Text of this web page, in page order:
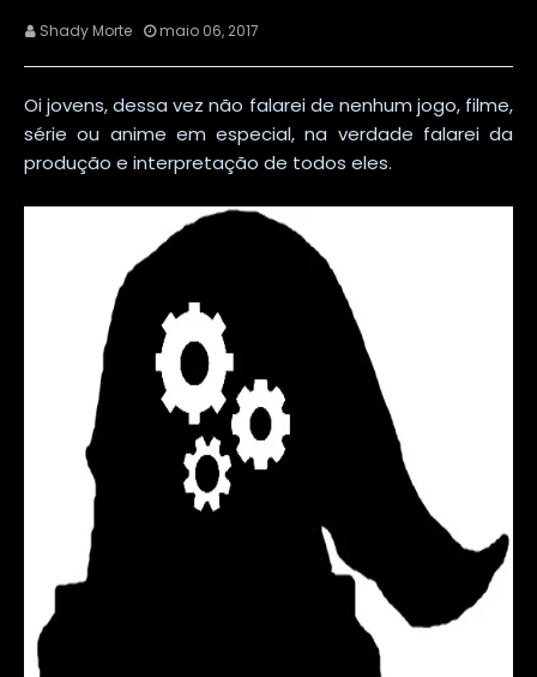
Shady Morte maio 06, 2017
Oi jovens, dessa vez não falarei de nenhum jogo, filme,
série ou anime em especial, na verdade falarei da
produção e interpretação de todos eles.